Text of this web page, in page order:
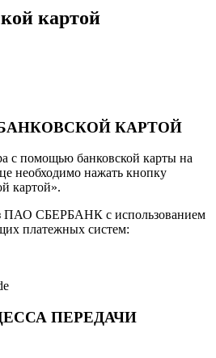
картой
КАРТОЙ
с помощью банковской карты на
необходимо нажать кнопку
картой».
ПАО СБЕРБАНК с использованием
платежных систем:
ПЕРЕДАЧИ